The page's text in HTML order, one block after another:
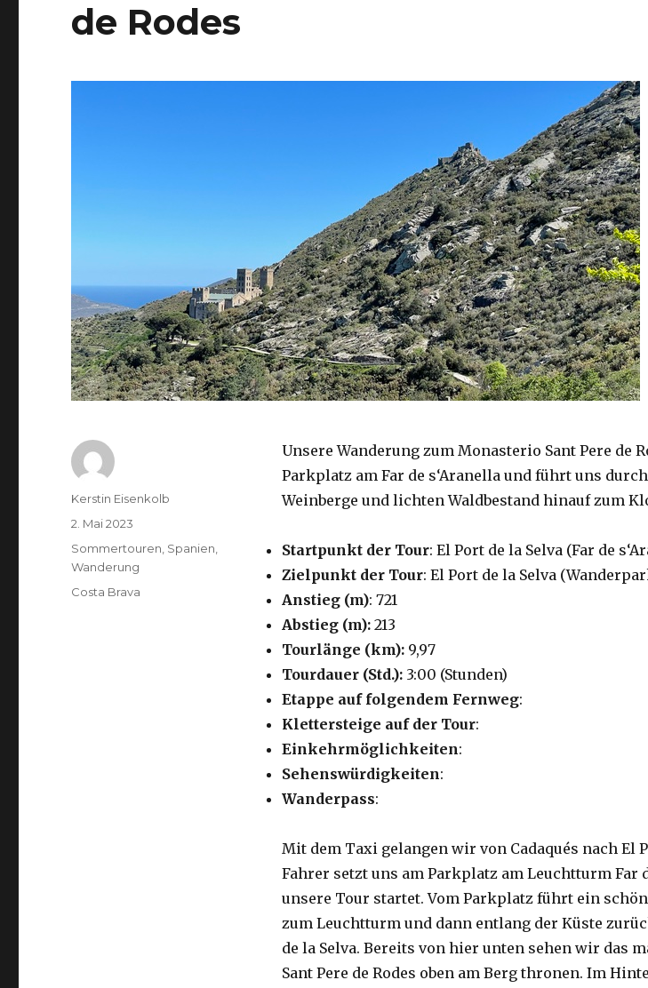
de Rodes
Unsere Wanderung zum Monasterio Sant Pere de
Parkplatz am Far de s‘Aranella und führt uns
Weinberge und lichten Waldbestand hinauf zum
Startpunkt der Tour: El Port de la Selva (Far de
Zielpunkt der Tour: El Port de la Selva
Anstieg (m): 721
Abstieg (m):213
Tourlänge (km): 9,97
Tourdauer (Std.):3:00 (Stunden)
Etappe auf folgendem Fernweg:
Klettersteige auf der Tour:
Einkehrmöglichkeiten:
Sehenswürdigkeiten:
Wanderpass:
Mit dem Taxi gelangen wir von Cadaqués nach El
Fahrer setzt uns am Parkplatz am Leuchtturm Far
unsere Tour startet. Vom Parkplatz führt ein
zum Leuchtturm und dann entlang der Küste
de la Selva. Bereits von hier unten sehen wir das
Sant Pere de Rodes oben am Berg thronen. Im
Autor
Kerstin Eisenkolb
Veröffentlicht
2. Mai 2023
Kategorien
Sommertouren Spanien
Wanderung
Schlagwörter
Costa Brava